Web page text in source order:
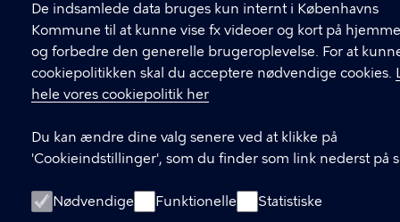
De indsamlede data bruges kun internt i Københavns
Kommune til at kunne vise fx videoer og kort på
og forbedre den generelle brugeroplevelse. For at
cookiepolitikken skal du acceptere nødvendige cookies.
hele vores cookiepolitik her
Du kan ændre dine valg senere ved at klikke på
'Cookieindstillinger', som du finder som link nederst på
Nødvendige Funktionelle Statistiske